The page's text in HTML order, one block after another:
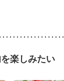
楽しみたい